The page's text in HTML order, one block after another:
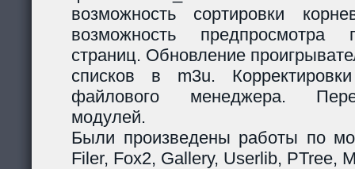
возможность сортировки
возможность предпросмотра
страниц. Обновление
списков в m3u.
файлового менеджера.
модулей.
Были произведены работы по
Filer, Fox2, Gallery, Userlib, PTree,